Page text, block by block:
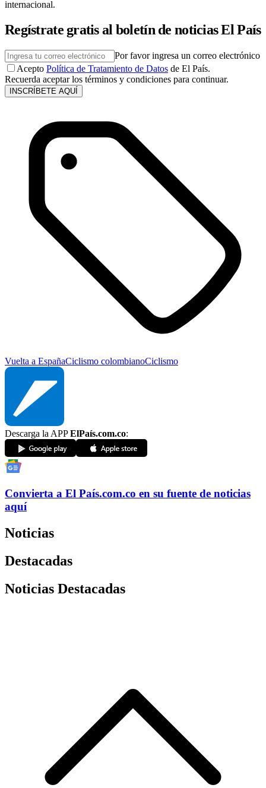
internacional.
Regístrate gratis al boletín de noticias El País
Por favor ingresa un correo electrónico
Acepto Política de Tratamiento de Datos de El País.
Recuerda aceptar los términos y condiciones para continuar.
INSCRÍBETE AQUÍ
Vuelta a EspañaCiclismo colombianoCiclismo
Descarga la APPElPaís.com.co:
Convierta a El País.com.co en su fuente de noticias
aquí
Noticias
Destacadas
Noticias Destacadas